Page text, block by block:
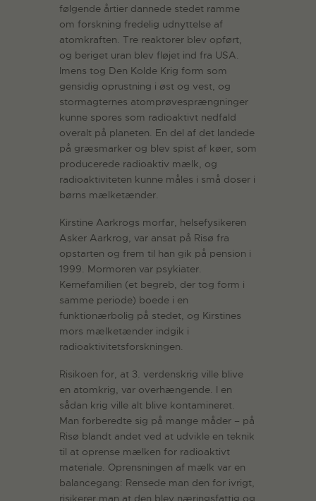
følgende årtier dannede stedet ramme
om forskning fredelig udnyttelse af
atomkraften. Tre reaktorer blev opført,
og beriget uran blev fløjet ind fra USA.
Imens tog Den Kolde Krig form som
gensidig oprustning i øst og vest, og
stormagternes atomprøvesprængninger
kunne spores som radioaktivt nedfald
overalt på planeten. En del af det landede
på græsmarker og blev spist af køer, som
producerede radioaktiv mælk, og
radioaktiviteten kunne måles i små doser i
børns mælketænder.
Kirstine Aarkrogs morfar, helsefysikeren
Asker Aarkrog, var ansat på Risø fra
opstarten og frem til han gik på pension i
1999. Mormoren var psykiater.
Kernefamilien (et begreb, der tog form i
samme periode) boede i en
funktionærbolig på stedet, og Kirstines
mors mælketænder indgik i
radioaktivitetsforskningen.
Risikoen for, at 3. verdenskrig ville blive
en atomkrig, var overhængende. I en
sådan krig ville alt blive kontamineret.
Man forberedte sig på mange måder – på
Risø blandt andet ved at udvikle en teknik
til at oprense mælken for radioaktivt
materiale. Oprensningen af mælk var en
balancegang: Rensede man den for ivrigt,
risikerer man at den blev næringsfattig og